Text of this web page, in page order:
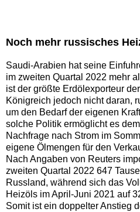
Noch mehr russisches
Saudi-Arabien hat seine
im zweiten Quartal 2022 mehr
ist der größte Erdölexporteur
Königreich jedoch nicht daran,
um den Bedarf der eigenen
solche Politik ermöglicht es
Nachfrage nach Strom im
eigene Ölmengen für den
Nach Angaben von Reuters
zweiten Quartal 2022 647
Russland, während sich das
Heizöls im April-Juni 2021 auf
Somit ist ein doppelter Anstieg